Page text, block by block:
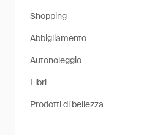
Shopping
Abbigliamento
Autonoleggio
Libri
Prodotti di bellezza